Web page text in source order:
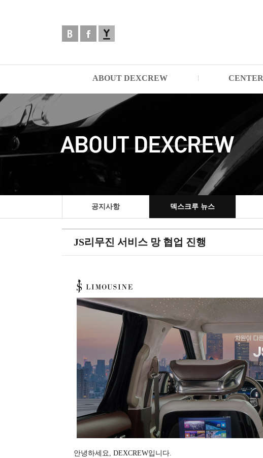
ABOUT DEXCREW CENTER
공지사항 덱스크루 뉴스
JS리무진 서비스 망 협업 진행
안녕하세요, DEXCREW입니다.